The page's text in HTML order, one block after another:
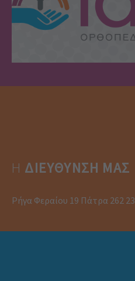
Η ΔΙΕΎΘΥΝΣΗ ΜΑΣ
Ρήγα Φεραίου 19 Πάτρα 262 23